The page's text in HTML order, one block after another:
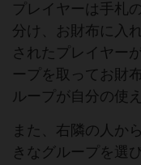
プレイヤーは手札
分け、お財布に入
されたプレイヤー
ープを取ってお財
ループが自分の使
また、右隣の人か
きなグループを選